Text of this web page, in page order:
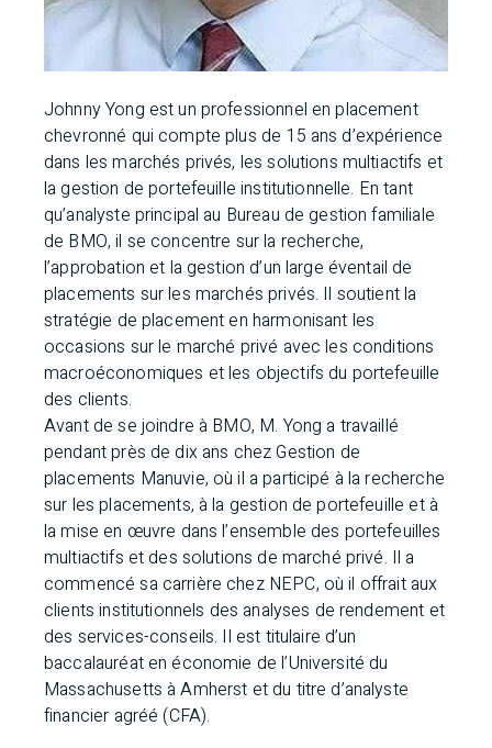
Johnny Yong est un professionnel en placement
chevronné qui compte plus de 15 ans d’expérience
dans les marchés privés, les solutions multiactifs et
la gestion de portefeuille institutionnelle. En tant
qu’analyste principal au Bureau de gestion familiale
de BMO, il se concentre sur la recherche,
l’approbation et la gestion d’un large éventail de
placements sur les marchés privés. Il soutient la
stratégie de placement en harmonisant les
occasions sur le marché privé avec les conditions
macroéconomiques et les objectifs du portefeuille
des clients.
Avant de se joindre à BMO, M. Yong a travaillé
pendant près de dix ans chez Gestion de
placements Manuvie, où il a participé à la recherche
sur les placements, à la gestion de portefeuille et à
la mise en œuvre dans l’ensemble des portefeuilles
multiactifs et des solutions de marché privé. Il a
commencé sa carrière chez NEPC, où il offrait aux
clients institutionnels des analyses de rendement et
des services-conseils. Il est titulaire d’un
baccalauréat en économie de l’Université du
Massachusetts à Amherst et du titre d’analyste
financier agréé (CFA).